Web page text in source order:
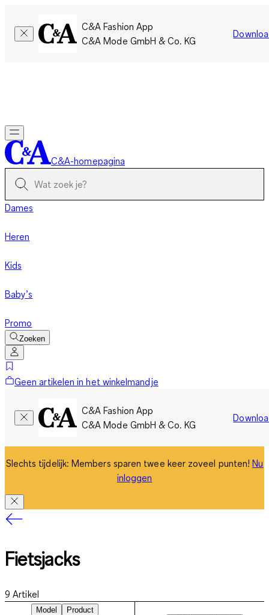
C&A Fashion App
C&A Mode GmbH & Co. KG
C&A-homepagina
Dames
Heren
Kids
Baby’s
Promo
Zoeken
Geen artikelen in het winkelmandje
C&A Fashion App
C&A Mode GmbH & Co. KG
Slechts tijdelijk: Members sparen twee keer zoveel punten!Nu
inloggen
Fietsjacks
9 Artikel
Model
Product